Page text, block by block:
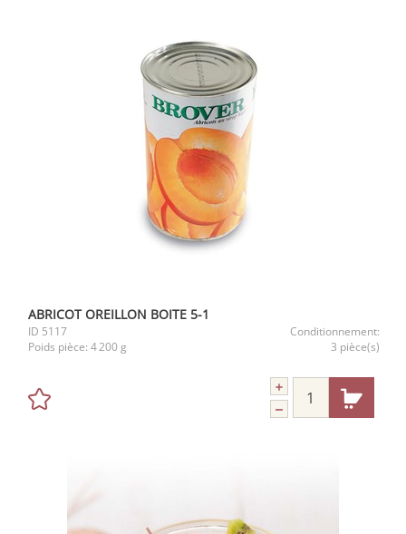
ABRICOT OREILLON BOITE 5-1
ID 5117
Conditionnement:
Poids pièce: 4 200 g 3 pièce(s)